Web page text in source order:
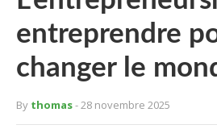
entreprendre
changer le
By thomas- 28 novembre 2025